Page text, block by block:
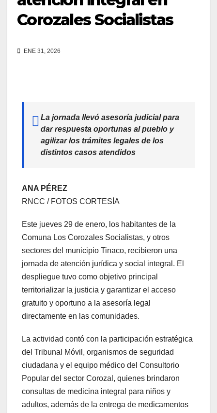
Corozales Socialistas
ENE 31, 2026
La jornada llevó asesoría judicial para
dar respuesta oportunas al pueblo y
agilizar los trámites legales de los
distintos casos atendidos
ANA PÉREZ
RNCC / FOTOS CORTESÍA
Este jueves 29 de enero, los habitantes de la
Comuna Los Corozales Socialistas, y otros
sectores del municipio Tinaco, recibieron una
jornada de atención jurídica y social integral. El
despliegue tuvo como objetivo principal
territorializar la justicia y garantizar el acceso
gratuito y oportuno a la asesoría legal
directamente en las comunidades.
La actividad contó con la participación estratégica
del Tribunal Móvil, organismos de seguridad
ciudadana y el equipo médico del Consultorio
Popular del sector Corozal, quienes brindaron
consultas de medicina integral para niños y
adultos, además de la entrega de medicamentos